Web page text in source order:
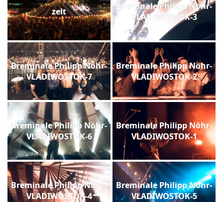
zelt
Breminale Philipp Nöhr-
VLADIWOSTOK-3
Breminale Philipp Nöhr-
VLADIWOSTOK-7
Breminale Philipp Nöhr-
VLADIWOSTOK-2
Breminale Philipp Nöhr-
VLADIWOSTOK-6
Breminale Philipp Nöhr-
VLADIWOSTOK-1
Breminale Philipp Nöhr-
VLADIWOSTOK-4
Breminale Philipp Nöhr-
VLADIWOSTOK-5